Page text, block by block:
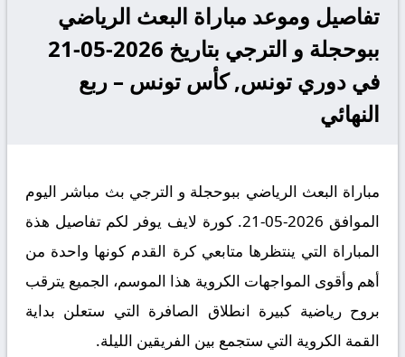
تفاصيل وموعد مباراة البعث الرياضي
ببوحجلة و الترجي بتاريخ 2026-05-21
في دوري تونس, كأس تونس – ربع
النهائي
مباراة البعث الرياضي ببوحجلة و الترجي بث مباشر اليوم
الموافق 2026-05-21. كورة لايف يوفر لكم تفاصيل هذة
المباراة التي ينتظرها متابعي كرة القدم كونها واحدة من
أهم وأقوى المواجهات الكروية هذا الموسم، الجميع يترقب
بروح رياضية كبيرة انطلاق الصافرة التي ستعلن بداية
القمة الكروية التي ستجمع بين الفريقين الليلة.